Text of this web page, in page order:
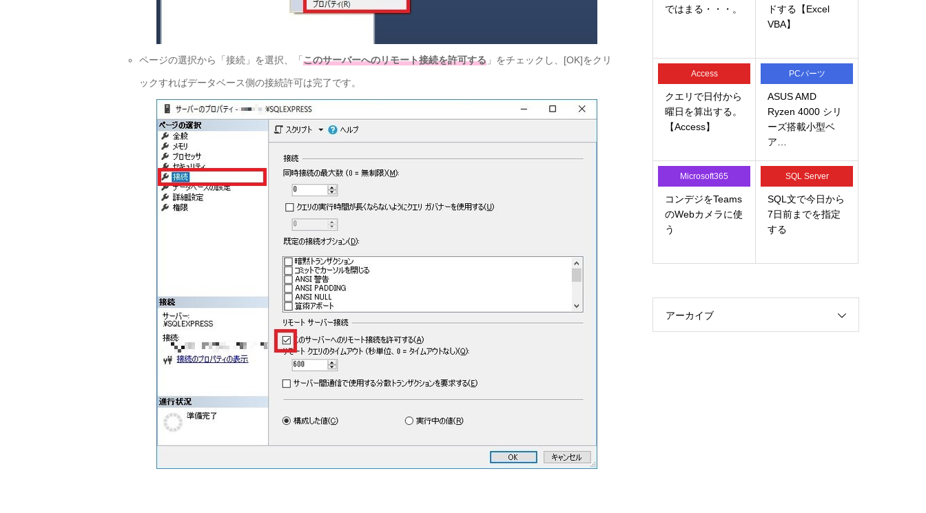
ページの選択から「接続」を選択、「このサーバーへのリモート接続を許可する 」をチェックし、[OK]をクリ
ックすればデータベース側の接続許可は完了です。
ではまる・・・。
ドする【Excel
VBA】
Access
クエリで日付から
曜日を算出する。
【Access】
PCパーツ
ASUS AMD
Ryzen 4000 シリ
ーズ搭載小型ベ
ア…
Microsoft365
コンデジをTeams
のWebカメラに使
う
SQL Server
SQL文で今日から
7日前までを指定
する
アーカイブ